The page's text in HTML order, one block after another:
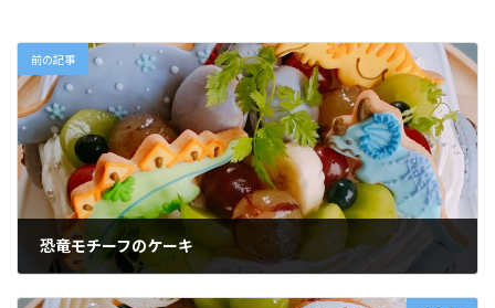
前の記事
恐竜モチーフのケーキ